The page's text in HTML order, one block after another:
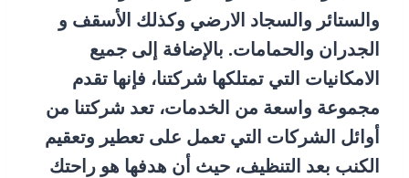
والستائر والسجاد الارضي وكذلك الأسقف و
الجدران والحمامات. بالإضافة إلى جميع
الامكانيات التي تمتلكها شركتنا، فإنها تقدم
مجموعة واسعة من الخدمات، تعد شركتنا من
أوائل الشركات التي تعمل على تعطير وتعقيم
الكنب بعد التنظيف، حيث أن هدفها هو راحتك